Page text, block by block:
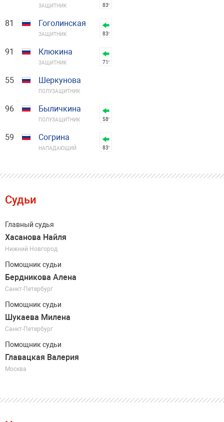
ЗАЩИТНИК 83′
81 Гоголинская
ЗАЩИТНИК 83′
91 Клюкина
ЗАЩИТНИК 71′
55 Шеркунова
ПОЛУЗАЩИТНИК
96 Быличкина
ПОЛУЗАЩИТНИК 58′
59 Согрина
НАПАДАЮЩИЙ 83′
Судьи
Главный судья
Хасанова Найля
Нижний Новгород
Помощник судьи
Бердникова Алена
Санкт-Петербург
Помощник судьи
Шукаева Милена
Санкт-Петербург
Помощник судьи
Главацкая Валерия
Москва